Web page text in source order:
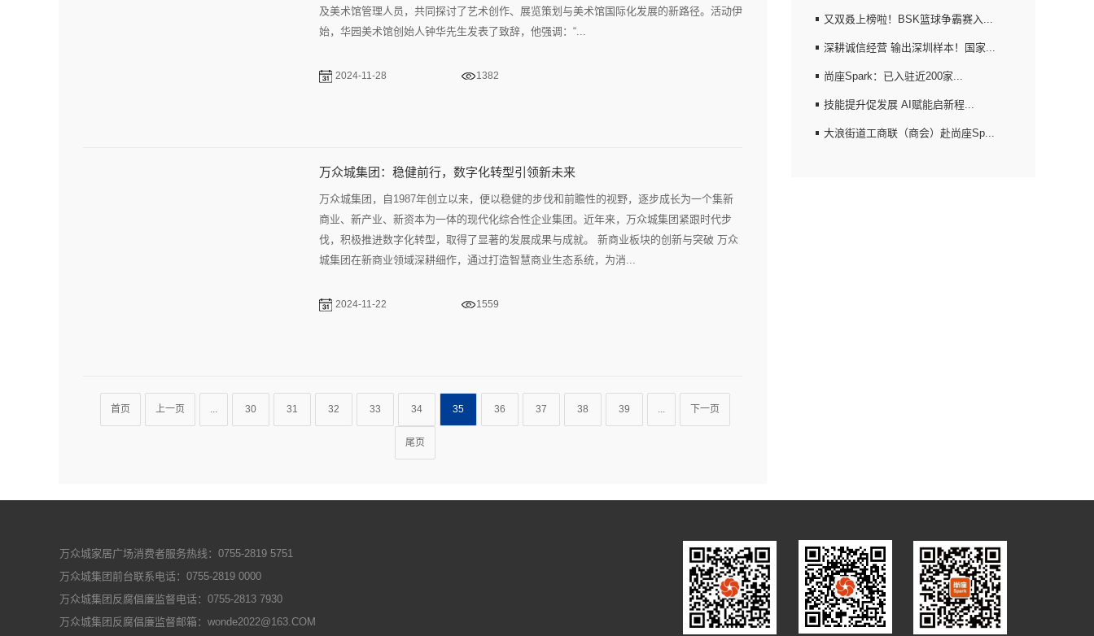
及美术馆管理人员，共同探讨了艺术创作、展览策划与美术馆国际化发展的新路径。活动伊
始，华园美术馆创始人钟华先生发表了致辞，他强调：“...
2024-11-28 1382
商业、新产业、新资本为一体的现代化综合性企业集团。近年来，万众城集团紧跟时代步
城集团在新商业领域深耕细作，通过打造智慧商业生态系统，为消...
32 33 35 36
又双叒上榜啦！BSK篮球争霸赛入...
深耕诚信经营 输出深圳样本！国家...
尚座Spark：已入驻近200家...
技能提升促发展 AI赋能启新程...
大浪街道工商联（商会）赴尚座Sp...
万众城集团公众号 万众城家居公众号 尚座Spark公众号
Copyright © 深圳市万众城集团有限公司 All Rights Reserved 粤ICP备13059671号 粤公网安备 44030902002133号